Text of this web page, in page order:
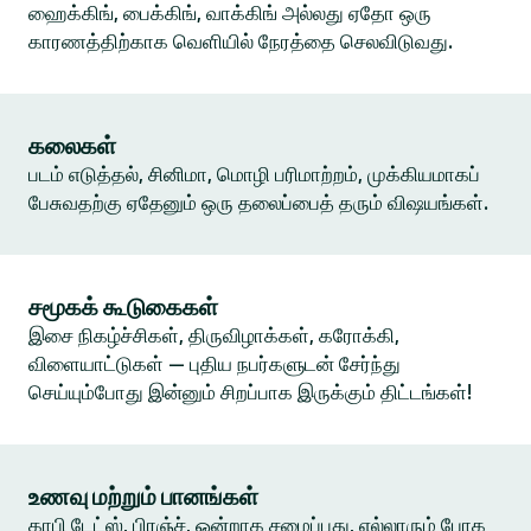
ஹைக்கிங், பைக்கிங், வாக்கிங் அல்லது ஏதோ ஒரு
காரணத்திற்காக வெளியில் நேரத்தை செலவிடுவது.
கலைகள்
படம் எடுத்தல், சினிமா, மொழி பரிமாற்றம், முக்கியமாகப்
பேசுவதற்கு ஏதேனும் ஒரு தலைப்பைத் தரும் விஷயங்கள்.
சமூகக் கூடுகைகள்
இசை நிகழ்ச்சிகள், திருவிழாக்கள், கரோக்கி,
விளையாட்டுகள் — புதிய நபர்களுடன் சேர்ந்து
செய்யும்போது இன்னும் சிறப்பாக இருக்கும் திட்டங்கள்!
உணவு மற்றும் பானங்கள்
காபி டேட்ஸ், பிரஞ்ச், ஒன்றாக சமைப்பது, எல்லாரும் போக